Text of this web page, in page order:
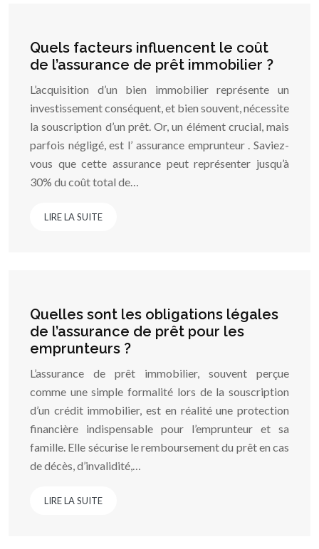
Quels facteurs influencent le coût
de l’assurance de prêt immobilier ?
L’acquisition d’un bien immobilier représente un
investissement conséquent, et bien souvent, nécessite
la souscription d’un prêt. Or, un élément crucial, mais
parfois négligé, est l’ assurance emprunteur . Saviez-
vous que cette assurance peut représenter jusqu’à
30% du coût total de…
LIRE LA SUITE
Quelles sont les obligations légales
de l’assurance de prêt pour les
emprunteurs ?
L’assurance de prêt immobilier, souvent perçue
comme une simple formalité lors de la souscription
d’un crédit immobilier, est en réalité une protection
financière indispensable pour l’emprunteur et sa
famille. Elle sécurise le remboursement du prêt en cas
de décès, d’invalidité,…
LIRE LA SUITE